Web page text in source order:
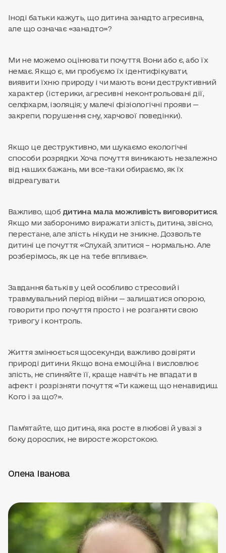
Іноді батьки кажуть, що дитина занадто агресивна,
але що означає «занадто»?
Ми не можемо оцінювати почуття. Вони або є, або їх
немає. Якщо є, ми пробуємо їх ідентифікувати,
виявити їхню природу і чи мають вони деструктивний
характер (істерики, агресивні неконтрольовані дії,
селфхарм, ізоляція; у малечі фізіологічні прояви —
закрепи, порушення сну, харчової поведінки).
Якщо це деструктивно, ми шукаємо екологічні
способи розрядки. Хоча почуття виникають незалежно
від наших бажань, ми все-таки обираємо, як їх
відреагувати.
Важливо, щоб дитина мала можливість виговоритися.
Якщо ми заборонимо виражати злість, дитина, звісно,
перестане, але злість нікуди не зникне. Дозвольте
дитині це почуття: «Слухай, злитися – нормально. Але
розберімось, як це на тебе впливає».
Завдання батьків у цей особливо стресовий і
травмувальний період війни — залишатися опорою,
говорити про почуття просто і не розганяти свою
тривогу і контроль.
Життя змінюється щосекунди, важливо довіряти
природі дитини. Якщо вона емоційна і висловлює
злість, не спиняйте її, краще навчіть не впадати в
афект і розрізняти почуття: «Ти кажеш, що ненавидиш.
Кого і за що?».
Пам’ятайте, що дитина, яка росте в любові й увазі з
боку дорослих, не виросте жорстокою.
Олена Іванова